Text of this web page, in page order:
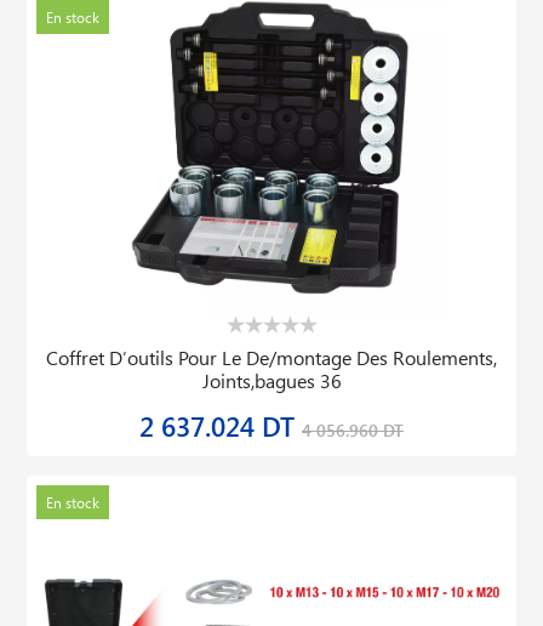
En stock
Coffret D′outils Pour Le De/montage Des Roulements,
Joints,bagues 36
2 637.024 DT 4 056.960 DT
En stock